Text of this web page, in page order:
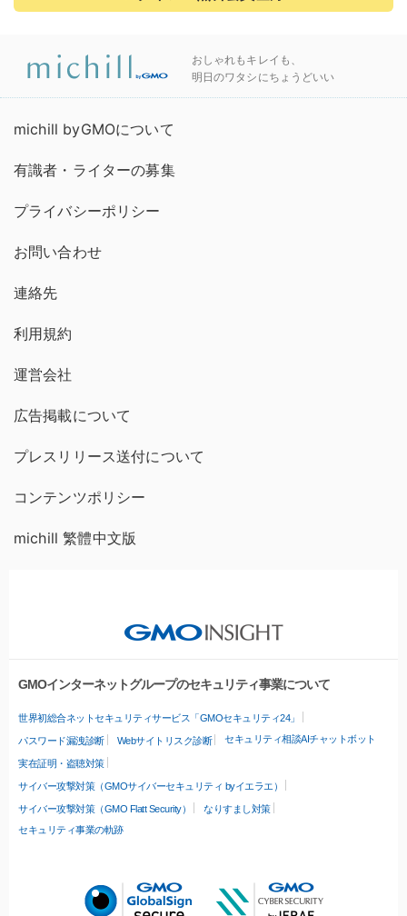
おしゃれもキレイも、
明日のワタシにちょうどいい
michill byGMOについて
有識者・ライターの募集
プライバシーポリシー
お問い合わせ
連絡先
利用規約
運営会社
広告掲載について
プレスリリース送付について
コンテンツポリシー
michill 繁體中文版
GMOインターネットグループのセキュリティ事業について
世界初総合ネットセキュリティサービス「GMOセキュリティ24」
パスワード漏洩診断 Webサイトリスク診断 セキュリティ相談AIチャットボット
実在証明・盗聴対策
サイバー攻撃対策（GMOサイバーセキュリティ byイエラエ）
サイバー攻撃対策（GMO Flatt Security）
なりすまし対策
セキュリティ事業の軌跡